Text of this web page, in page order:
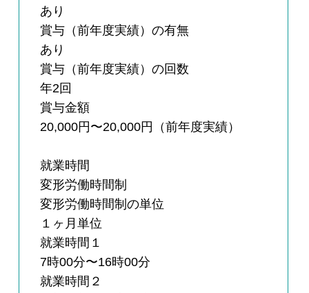
あり
賞与（前年度実績）の有無
あり
賞与（前年度実績）の回数
年2回
賞与金額
20,000円〜20,000円（前年度実績）
就業時間
変形労働時間制
変形労働時間制の単位
１ヶ月単位
就業時間１
7時00分〜16時00分
就業時間２